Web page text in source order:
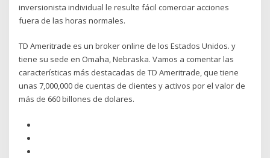
inversionista individual le resulte fácil comerciar acciones
fuera de las horas normales.
TD Ameritrade es un broker online de los Estados Unidos. y
tiene su sede en Omaha, Nebraska. Vamos a comentar las
características más destacadas de TD Ameritrade, que tiene
unas 7,000,000 de cuentas de clientes y activos por el valor de
más de 660 billones de dolares.